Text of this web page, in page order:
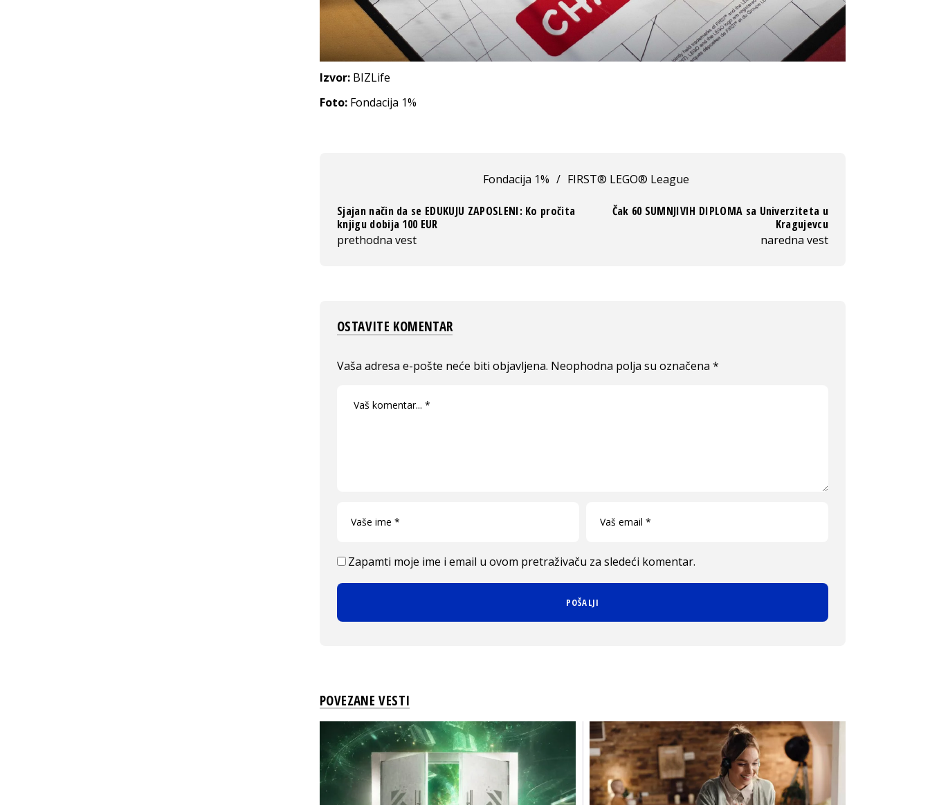
Izvor: BIZLife
Foto: Fondacija 1%
Fondacija 1% / FIRST® LEGO® League
Sjajan način da se EDUKUJU ZAPOSLENI: Ko pročita
knjigu dobija 100 EUR
prethodna vest
Čak 60 SUMNJIVIH DIPLOMA sa Univerziteta u
Kragujevcu
naredna vest
OSTAVITE KOMENTAR
Vaša adresa e-pošte neće biti objavljena. Neophodna polja su označena *
Zapamti moje ime i email u ovom pretraživaču za sledeći komentar.
POVEZANE VESTI